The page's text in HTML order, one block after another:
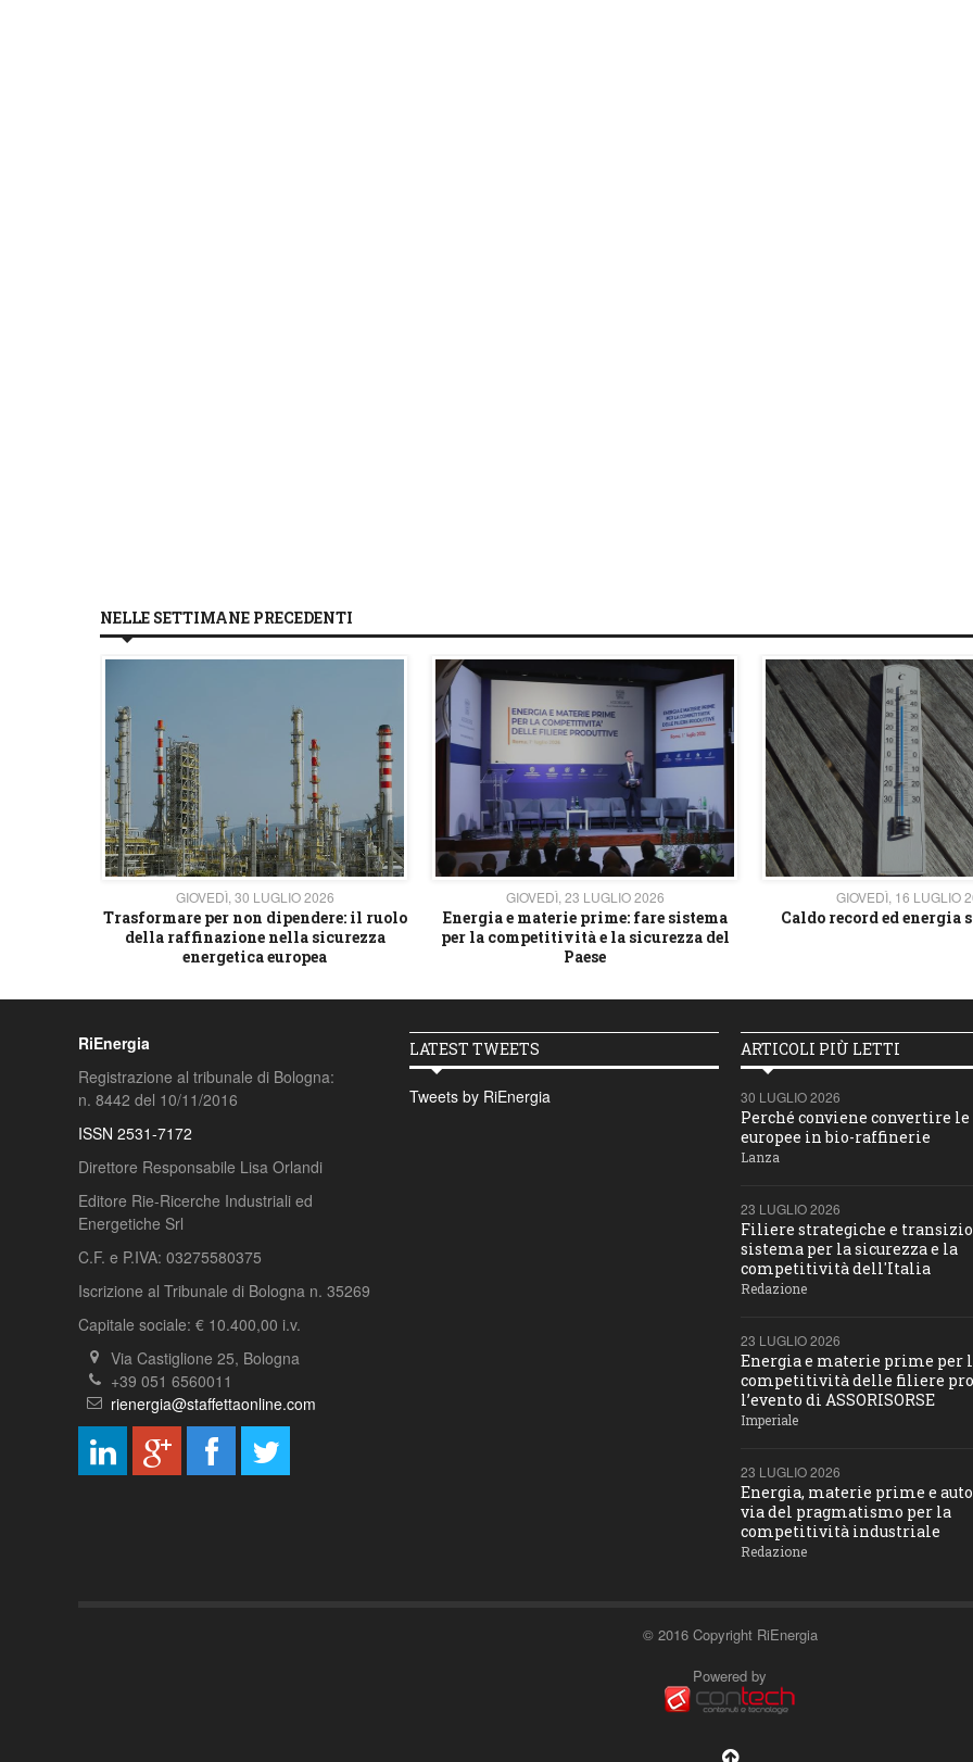
NELLE SETTIMANE PRECEDENTI
GIOVEDÌ, 30 LUGLIO 2026
Trasformare per non dipendere: il ruolo
della raffinazione nella sicurezza
energetica europea
GIOVEDÌ, 23 LUGLIO 2026
Energia e materie prime: fare sistema
per la competitività e la sicurezza del
Paese
GIOVEDÌ, 16 LUGLIO
Caldo record ed energia
RiEnergia
Registrazione al tribunale di Bologna:
n. 8442 del 10/11/2016
ISSN 2531-7172
Direttore Responsabile Lisa Orlandi
Editore Rie-Ricerche Industriali ed
Energetiche Srl
C.F. e P.IVA: 03275580375
Iscrizione al Tribunale di Bologna n. 35269
Capitale sociale: € 10.400,00 i.v.
Via Castiglione 25, Bologna
+39 051 6560011
rienergia@staffettaonline.com
LATEST TWEETS
Tweets by RiEnergia
ARTICOLI PIÙ LETTI
30 LUGLIO 2026
Perché conviene convertire
europee in bio-raffinerie
Lanza
23 LUGLIO 2026
Filiere strategiche e
sistema per la sicurezza e la
competitività dell'Italia
Redazione
23 LUGLIO 2026
Energia e materie prime per
competitività delle filiere
l’evento di ASSORISORSE
Imperiale
23 LUGLIO 2026
Energia, materie prime e
via del pragmatismo per la
competitività industriale
Redazione
© 2016 Copyright RiEnergia
Powered by